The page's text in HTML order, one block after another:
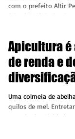
com o prefeito Altir
feira (17.10) O
Apicultura
de renda e
Uma colmeia de
quilos de mel.
manejo da atividade